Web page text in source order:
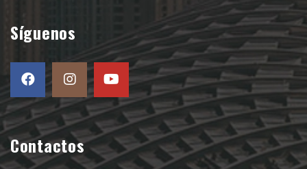
Síguenos
Contactos